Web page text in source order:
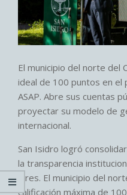
El municipio del norte del
ideal de 100 puntos en
ASAP. Abre sus cuentas
proyectar su modelo de
internacional.
San Isidro logró
la transparencia
Aires. El municipio del
calificación máxima de